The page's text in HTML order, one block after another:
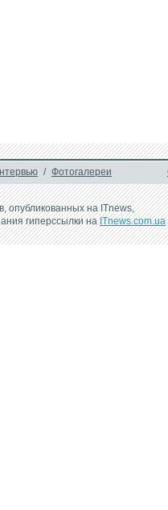
/ Фотогалереи
опубликованных на ITnews,
гиперссылки наITnews.com.ua